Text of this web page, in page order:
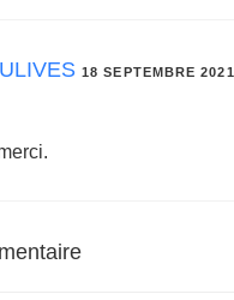
18 SEPTEMBRE 2021